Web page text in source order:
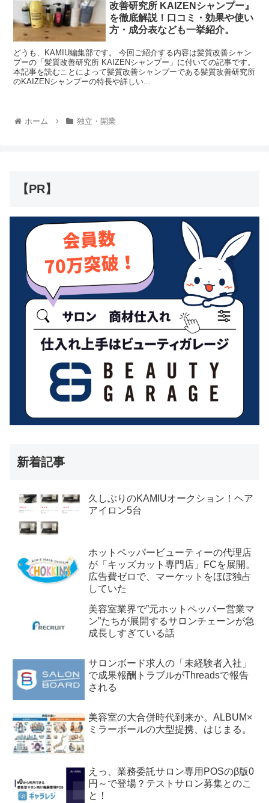
改善研究所 KAIZENシャンプー』
を徹底解説！口コミ・効果や使い
方・成分表なども一挙紹介。
どうも、KAMIU編集部です。 今回ご紹介する内容は髪質改善シャン
プーの「髪質改善研究所 KAIZENシャンプー」に付いての記事です。
本記事を読むことによって髪質改善シャンプーである髪質改善研究所
のKAIZENシャンプーの特長や詳しい...
ホーム 独立・開業
【PR】
新着記事
久しぶりのKAMIUオークション！ヘア
アイロン5台
ホットペッパービューティーの代理店
が「キッズカット専門店」FCを展開。
広告費ゼロで、マーケットをほぼ独占
していた
美容室業界で”元ホットペッパー営業マ
ン”たちが展開するサロンチェーンが急
成長しすぎている話
サロンボード求人の「未経験者入社」
で成果報酬トラブルがThreadsで報告
される
美容室の大合併時代到来か。ALBUM×
ミラーボールの大型提携、はじまる。
えっ、業務委託サロン専用POSのβ版0
円～で登場？テストサロン募集とのこ
と！